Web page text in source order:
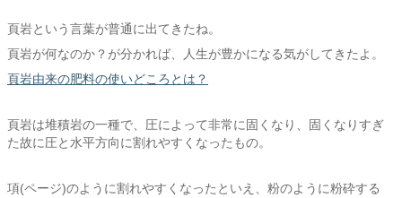
頁岩という言葉が普通に出てきたね。
頁岩が何なのか？が分かれば、人生が豊かになる気がしてきたよ。
頁岩由来の肥料の使いどころとは？
頁岩は堆積岩の一種で、圧によって非常に固くなり、固くなりすぎ
た故に圧と水平方向に割れやすくなったもの。
項(ページ)のように割れやすくなったといえ、粉のように粉砕する